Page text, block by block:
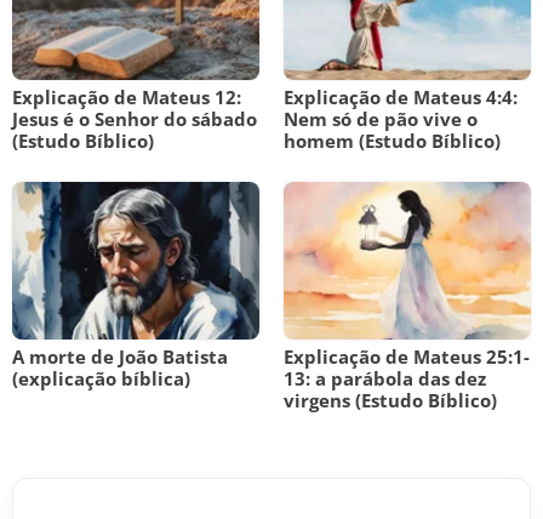
Explicação de Mateus 12:
Jesus é o Senhor do sábado
(Estudo Bíblico)
Explicação de Mateus 4:4:
Nem só de pão vive o
homem (Estudo Bíblico)
A morte de João Batista
(explicação bíblica)
Explicação de Mateus 25:1-
13: a parábola das dez
virgens (Estudo Bíblico)